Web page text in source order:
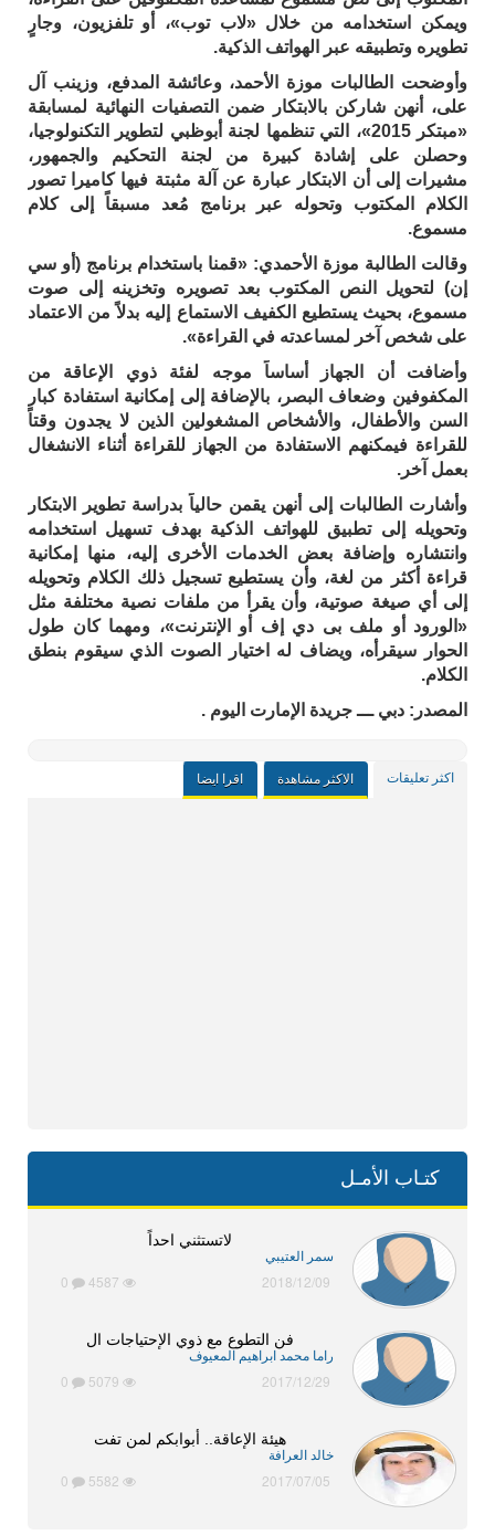
ويمكن استخدامه من خلال «لاب توب»، أو تلفزيون، وجارٍ
تطويره وتطبيقه عبر الهواتف الذكية.
وأوضحت الطالبات موزة الأحمد، وعائشة المدفع، وزينب آل
على، أنهن شاركن بالابتكار ضمن التصفيات النهائية لمسابقة
«مبتكر 2015»، التي تنظمها لجنة أبوظبي لتطوير التكنولوجيا،
وحصلن على إشادة كبيرة من لجنة التحكيم والجمهور،
مشيرات إلى أن الابتكار عبارة عن آلة مثبتة فيها كاميرا تصور
الكلام المكتوب وتحوله عبر برنامج مُعد مسبقاً إلى كلام
مسموع.
وقالت الطالبة موزة الأحمدي: «قمنا باستخدام برنامج (أو سي
إن) لتحويل النص المكتوب بعد تصويره وتخزينه إلى صوت
مسموع، بحيث يستطيع الكفيف الاستماع إليه بدلاً من الاعتماد
على شخص آخر لمساعدته في القراءة».
وأضافت أن الجهاز أساساً موجه لفئة ذوي الإعاقة من
المكفوفين وضعاف البصر، بالإضافة إلى إمكانية استفادة كبار
السن والأطفال، والأشخاص المشغولين الذين لا يجدون وقتاً
للقراءة فيمكنهم الاستفادة من الجهاز للقراءة أثناء الانشغال
بعمل آخر.
وأشارت الطالبات إلى أنهن يقمن حالياً بدراسة تطوير الابتكار
وتحويله إلى تطبيق للهواتف الذكية بهدف تسهيل استخدامه
وانتشاره وإضافة بعض الخدمات الأخرى إليه، منها إمكانية
قراءة أكثر من لغة، وأن يستطيع تسجيل ذلك الكلام وتحويله
إلى أي صيغة صوتية، وأن يقرأ من ملفات نصية مختلفة مثل
«الورود أو ملف بى دي إف أو الإنترنت»، ومهما كان طول
الحوار سيقرأه، ويضاف له اختيار الصوت الذي سيقوم بنطق
الكلام.
المصدر: دبي ـــ جريدة الإمارت اليوم .
اكثر تعليقات الاكثر مشاهدة اقرا ايضا
كتـاب الأمـل
لاتستثني احداً
سمر العتيبي
2018/12/09
فن التطوع مع ذوي الإحتياجات ال
راما محمد ابراهيم المعيوف
2017/12/29
هيئة الإعاقة.. أبوابكم لمن تفت
خالد العرافة
2017/07/05